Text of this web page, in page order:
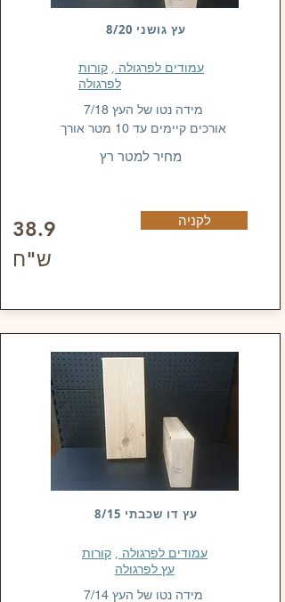
עץ גושני 8/20
עמודים לפרגולה , קורות
לפרגולה
מידה נטו של העץ 7/18
אורכים קיימים עד 10 מטר אורך
מחיר למטר רץ
38.9
ש"ח
לקניה
עץ דו שכבתי 8/15
עמודים לפרגולה , קורות
עץ לפרגולה
מידה נטו של העץ 7/14